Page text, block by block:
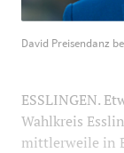
Abgeordneter
David Preisendanz
ESSLINGEN.
Wahlkreis
mittlerweile in